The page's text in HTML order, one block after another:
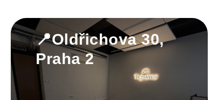
📍Oldřichova 30,
Praha 2